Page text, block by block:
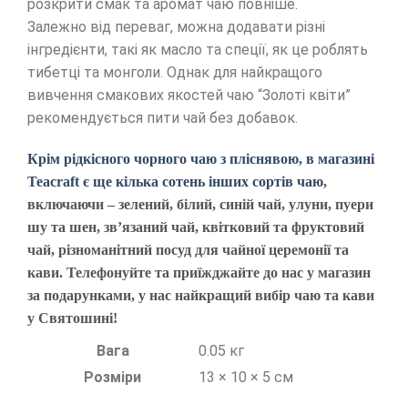
розкрити смак та аромат чаю повніше.
Залежно від переваг, можна додавати різні
інгредієнти, такі як масло та спеції, як це роблять
тибетці та монголи. Однак для найкращого
вивчення смакових якостей чаю “Золоті квіти”
рекомендується пити чай без добавок.
Крім рідкісного чорного чаю з пліснявою, в магазині
Teacraft є ще кілька сотень інших сортів чаю,
включаючи – зелений, білий, синій чай, улуни, пуери
шу та шен, зв’язаний чай, квітковий та фруктовий
чай, різноманітний посуд для чайної церемонії та
кави. Телефонуйте та приїжджайте до нас у магазин
за подарунками, у нас найкращий вибір чаю та кави
у Святошині!
Вага
0.05 кг
Розміри
13 × 10 × 5 см